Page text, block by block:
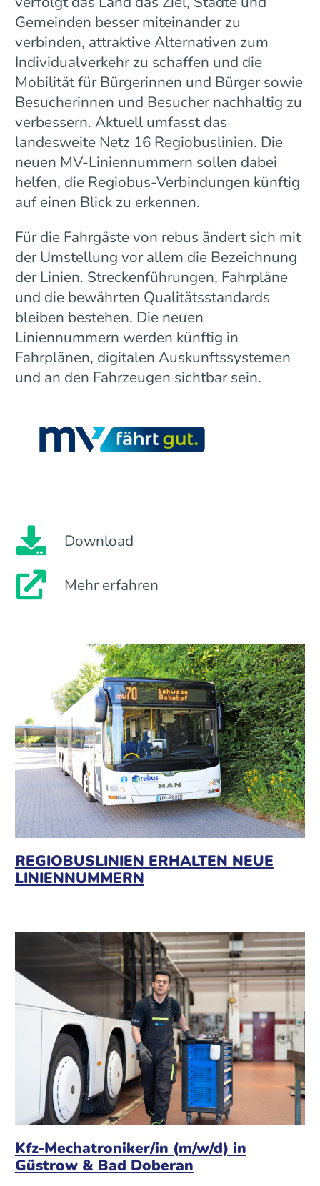
Gemeinden besser miteinander zu
verbinden, attraktive Alternativen zum
Individualverkehr zu schaffen und die
Mobilität für Bürgerinnen und Bürger sowie
Besucherinnen und Besucher nachhaltig zu
verbessern. Aktuell umfasst das
landesweite Netz 16 Regiobuslinien. Die
neuen MV-Liniennummern sollen dabei
helfen, die Regiobus-Verbindungen künftig
auf einen Blick zu erkennen.
Für die Fahrgäste von rebus ändert sich mit
der Umstellung vor allem die Bezeichnung
der Linien. Streckenführungen, Fahrpläne
und die bewährten Qualitätsstandards
bleiben bestehen. Die neuen
Liniennummern werden künftig in
Fahrplänen, digitalen Auskunftssystemen
und an den Fahrzeugen sichtbar sein.
Download
Mehr erfahren
REGIOBUSLINIEN ERHALTEN NEUE
LINIENNUMMERN
Kfz-Mechatroniker/in (m/w/d) in
Güstrow & Bad Doberan